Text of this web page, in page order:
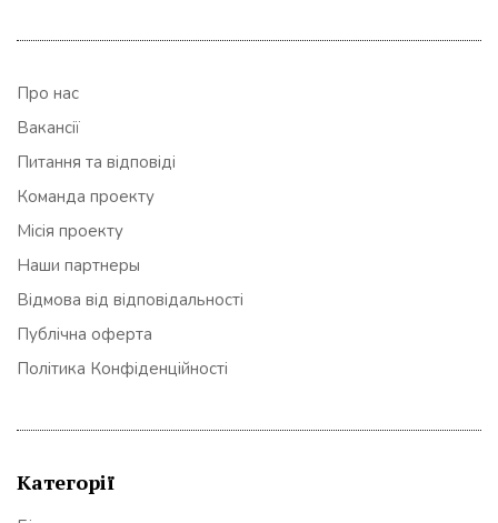
Про нас
Вакансії
Питання та відповіді
Команда проекту
Місія проекту
Наши партнеры
Відмова від відповідальності
Публічна оферта
Політика Конфіденційності
Категорії